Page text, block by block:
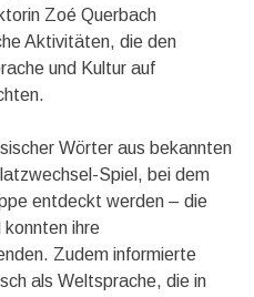
Zoé Querbach
Aktivitäten, die den
und Kultur auf
Wörter aus bekannten
Spiel, bei dem
entdeckt werden – die
ihre
Zudem informierte
als Weltsprache, die in